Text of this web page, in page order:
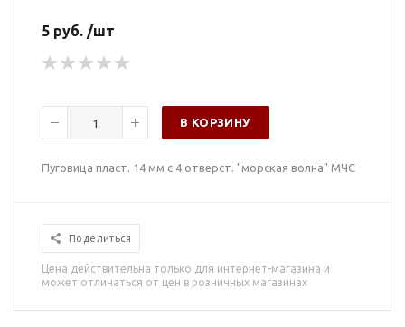
5 руб. /шт
В КОРЗИНУ
Пуговица пласт. 14 мм с 4 отверст. "морская волна" МЧС
Поделиться
Цена действительна только для интернет-магазина и
может отличаться от цен в розничных магазинах